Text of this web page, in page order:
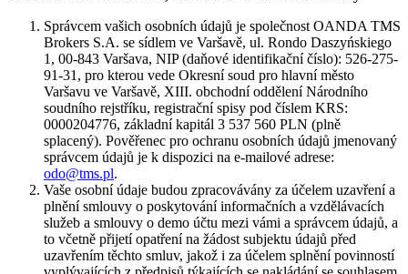
Správcem vašich osobních údajů je společnost OANDA TMS
Brokers S.A. se sídlem ve Varšavě, ul. Rondo Daszyńskiego
1, 00-843 Varšava, NIP (daňové identifikační číslo): 526-275-
91-31, pro kterou vede Okresní soud pro hlavní město
Varšavu ve Varšavě, XIII. obchodní oddělení Národního
soudního rejstříku, registrační spisy pod číslem KRS:
0000204776, základní kapitál 3 537 560 PLN (plně
splacený). Pověřenec pro ochranu osobních údajů jmenovaný
správcem údajů je k dispozici na e-mailové adrese:
odo@tms.pl.
Vaše osobní údaje budou zpracovávány za účelem uzavření a
plnění smlouvy o poskytování informačních a vzdělávacích
služeb a smlouvy o demo účtu mezi vámi a správcem údajů, a
to včetně přijetí opatření na žádost subjektu údajů před
uzavřením těchto smluv, jakož i za účelem splnění povinností